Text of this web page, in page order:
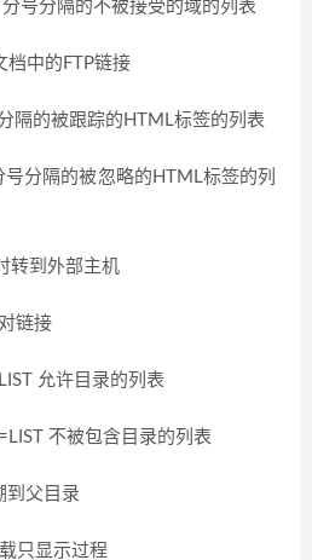
号分隔的不被接受的域的列表
中的FTP链接
隔的被跟踪的HTML标签的列表
号分隔的被忽略的HTML标签的列
转到外部主机
链接
允许目录的列表
不被包含目录的列表
到父目录
只显示过程